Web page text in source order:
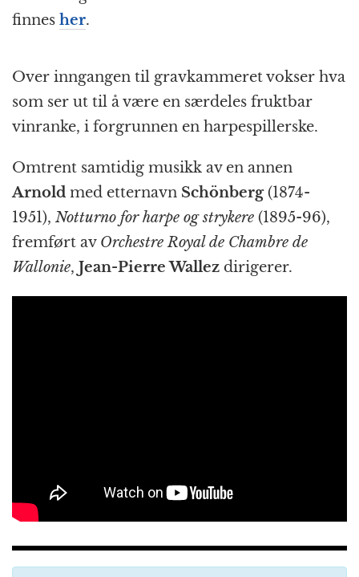
finnes her.
Over inngangen til gravkammeret vokser hva
som ser ut til å være en særdeles fruktbar
vinranke, i forgrunnen en harpespillerske.
Omtrent samtidig musikk av en annen
Arnold med etternavn Schönberg(1874-
1951), Notturno for harpe og strykere (1895-96),
fremført av Orchestre Royal de Chambre de
Wallonie, Jean-Pierre Wallez dirigerer.